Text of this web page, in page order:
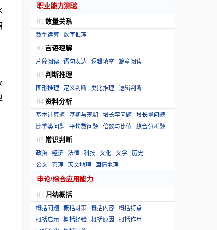
职业能力测验
01 数量关系
数学运算 数字推理
02 言语理解
片段阅读 语句表达 逻辑填空 篇章阅读
03 判断推理
图形推理 定义判断 类比推理 逻辑判断
04 资料分析
基本计算题 基期与现期 增长率问题 增长量问题
比重类问题 平均数问题 倍数与比值 综合分析题
05 常识判断
政治 经济 法律 科技 文化 文学 历史
公文 管理 天文地理 国情地理
申论/综合应用能力
01 归纳概括
概括问题 概括对策 概括内容 概括特点
概括启示 概括经验 概括原因 概括作用